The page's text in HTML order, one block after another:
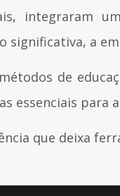
integraram
significativa, a
de
essenciais para
que deixa